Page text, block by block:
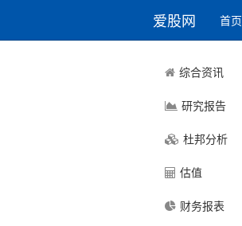
爱股网 首页
综合资讯
研究报告
杜邦分析
估值
财务报表